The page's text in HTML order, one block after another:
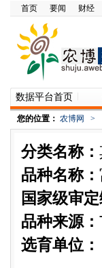
首页 要闻 财经
数据平台首页
您的位置： 农博网 >
分类名称：
品种名称：
国家级审定
品种来源：
选育单位：